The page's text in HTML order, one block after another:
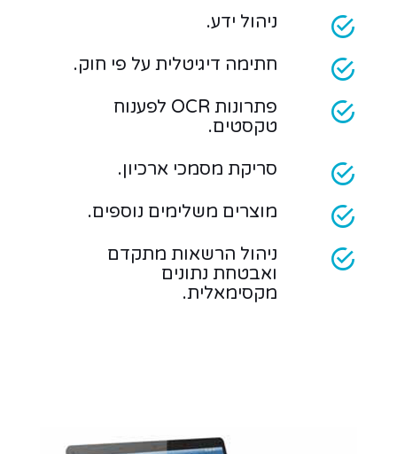
ניהול ידע.
חתימה דיגיטלית על פי חוק.
פתרונות OCR לפענוח
טקסטים.
סריקת מסמכי ארכיון.
מוצרים משלימים נוספים.
ניהול הרשאות מתקדם
ואבטחת נתונים
מקסימאלית.